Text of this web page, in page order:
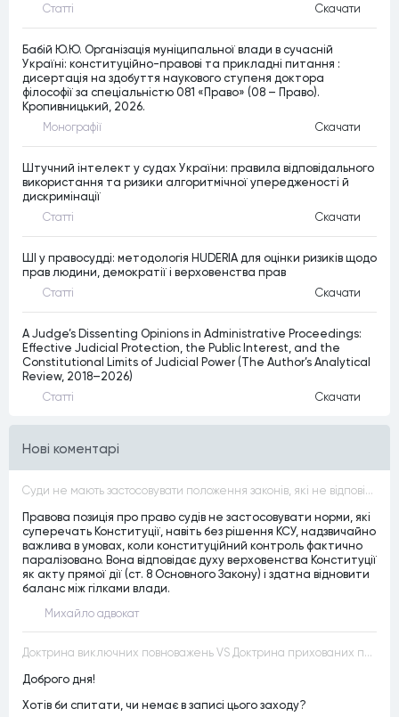
Статтi Скачати
Бабій Ю.Ю. Організація муніципальної влади в сучасній
Україні: конституційно-правові та прикладні питання :
дисертація на здобуття наукового ступеня доктора
філософії за спеціальністю 081 «Право» (08 – Право).
Кропивницький, 2026.
Монографiї Скачати
Штучний інтелект у судах України: правила відповідального
використання та ризики алгоритмічної упередженості й
дискримінації
Статтi Скачати
ШІ у правосудді: методологія HUDERIA для оцінки ризиків щодо
прав людини, демократії і верховенства прав
Статтi Скачати
A Judge’s Dissenting Opinions in Administrative Proceedings:
Effective Judicial Protection, the Public Interest, and the
Constitutional Limits of Judicial Power (The Author’s Analytical
Review, 2018–2026)
Статтi Скачати
Нові коментарі
Суди не мають застосовувати положення законів, які не відповідають Конституції, незалежно від того, чи визнавалися вони Конституційним Судом України неконституційними, тобто закони, що суперечать Конституції України не можуть застосовуватися навіть у випадках, коли вони є чинними
Правова позиція про право судів не застосовувати норми, які
суперечать Конституції, навіть без рішення КСУ, надзвичайно
важлива в умовах, коли конституційний контроль фактично
паралізовано. Вона відповідає духу верховенства Конституції
як акту прямої дії (ст. 8 Основного Закону) і здатна відновити
баланс між гілками влади.
Михайло адвокат
Доктрина виключних повноважень VS Доктрина прихованих повноважень
Доброго дня!
Хотів би спитати, чи немає в записі цього заходу?